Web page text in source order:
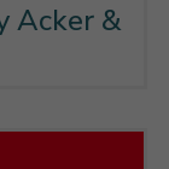
Acker &